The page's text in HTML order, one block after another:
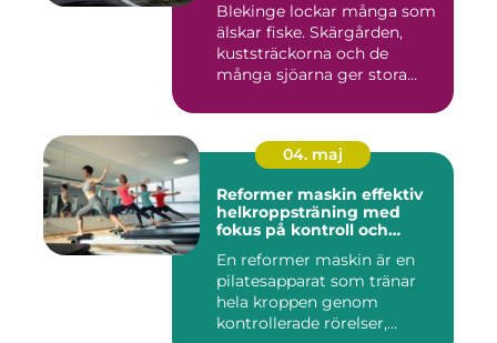
Blekinge lockar många som
älskar fiske. Skärgården,
kuststräckorna och de
många sjöarna ger stora
04. maj
Reformer maskin effektiv
helkroppsträning med
fokus på kontroll och
En reformer maskin är en
pilatesapparat som tränar
hela kroppen genom
kontrollerade rörelser,